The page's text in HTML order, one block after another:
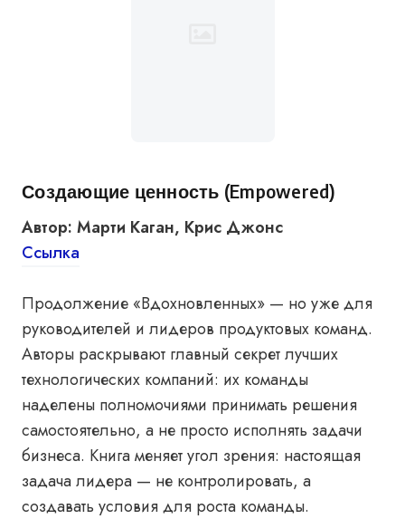
Создающие ценность (Empowered)
Автор: Марти Каган, Крис Джонс
Ссылка
Продолжение «Вдохновленных» — но уже для
руководителей и лидеров продуктовых команд.
Авторы раскрывают главный секрет лучших
технологических компаний: их команды
наделены полномочиями принимать решения
самостоятельно, а не просто исполнять задачи
бизнеса. Книга меняет угол зрения: настоящая
задача лидера — не контролировать, а
создавать условия для роста команды.